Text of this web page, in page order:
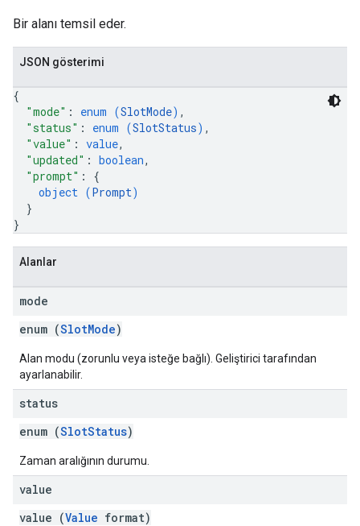
Bir alanı temsil eder.
JSON gösterimi
{
"mode" : enum (SlotMode) ,
"status" : enum (SlotStatus) ,
"value" : value,
"updated" : boolean,
"prompt" : {
object (Prompt)
}
}
Alanlar
mode
enum (SlotMode)
Alan modu (zorunlu veya isteğe bağlı). Geliştirici tarafından
ayarlanabilir.
status
enum (SlotStatus)
Zaman aralığının durumu.
value
value (Value format)